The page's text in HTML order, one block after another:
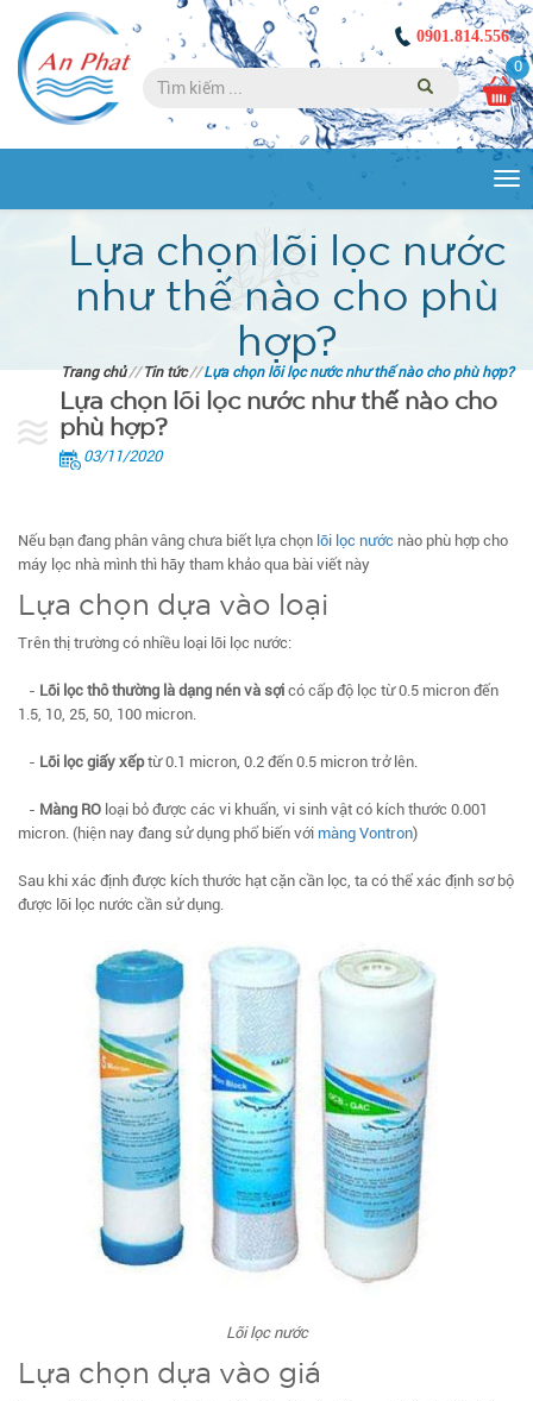
0901.814.556
0
Lựa chọn lõi lọc nước
như thế nào cho phù
hợp?
Trang chủ//Tin tức//Lựa chọn lõi lọc nước như thế nào cho phù hợp?
Lựa chọn lõi lọc nước như thế nào cho
phù hợp?
03/11/2020
Nếu bạn đang phân vâng chưa biết lựa chọn lõi lọc nước nào phù hợp cho
máy lọc nhà mình thì hãy tham khảo qua bài viết này
Lựa chọn dựa vào loại
Trên thị trường có nhiều loại lõi lọc nước:
- Lõi lọc thô thường là dạng nén và sợi có cấp độ lọc từ 0.5 micron đến
1.5, 10, 25, 50, 100 micron.
- Lõi lọc giấy xếptừ 0.1 micron, 0.2 đến 0.5 micron trở lên.
- Màng RO loại bỏ được các vi khuẩn, vi sinh vật có kích thước 0.001
micron. (hiện nay đang sử dụng phổ biến với màng Vontron)
Sau khi xác định được kích thước hạt cặn cần lọc, ta có thể xác định sơ bộ
được lõi lọc nước cần sử dụng.
Lõi lọc nước
Lựa chọn dựa vào giá